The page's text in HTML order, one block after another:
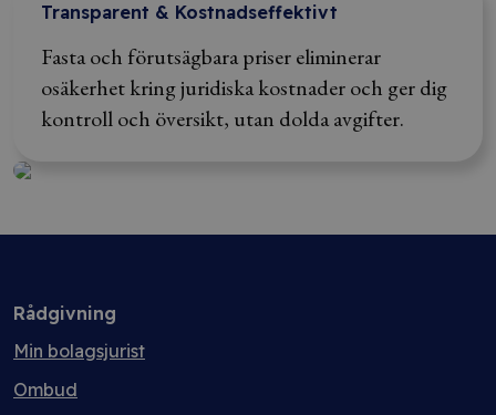
Transparent & Kostnadseffektivt
Fasta och förutsägbara priser eliminerar
osäkerhet kring juridiska kostnader och ger dig
kontroll och översikt, utan dolda avgifter.
Rådgivning
Min bolagsjurist
Ombud